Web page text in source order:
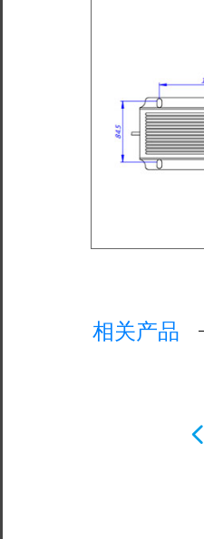
넳
相关产品